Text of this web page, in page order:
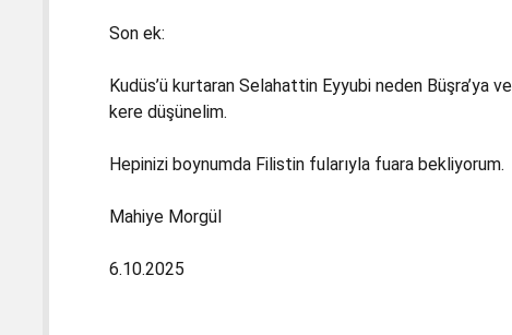
Son ek:
Kudüs’ü kurtaran Selahattin Eyyubi neden Büşra’ya
kere düşünelim.
Hepinizi boynumda Filistin fularıyla fuara bekliyorum.
Mahiye Morgül
6.10.2025